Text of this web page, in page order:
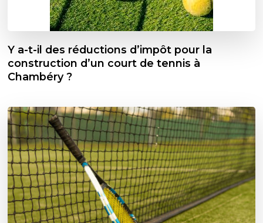
Y a-t-il des réductions d’impôt pour la
construction d’un court de tennis à
Chambéry ?